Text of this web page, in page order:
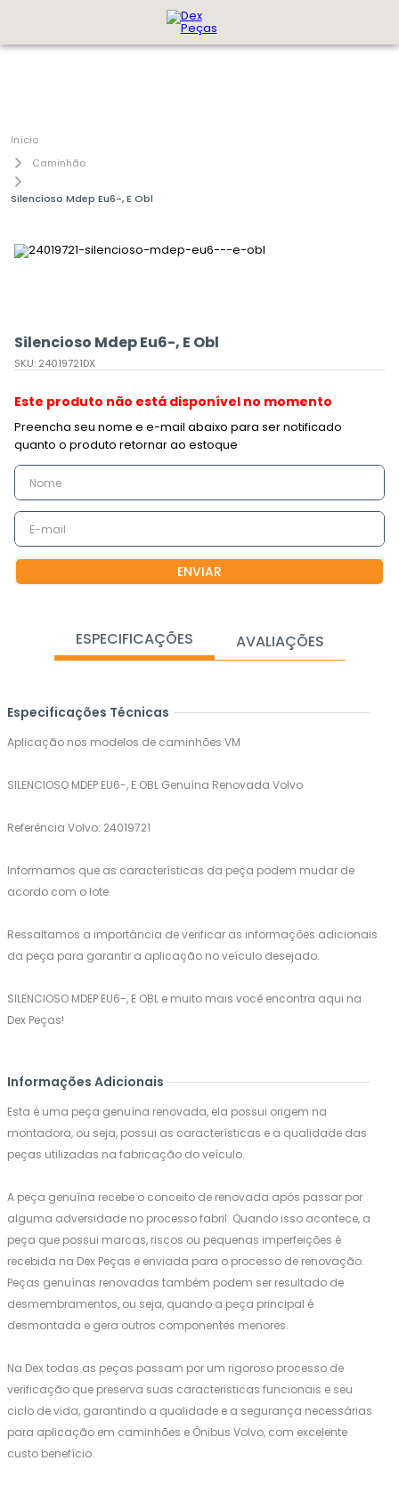
Caminhão
Silencioso Mdep Eu6-, E Obl
Silencioso Mdep Eu6-, E Obl
SKU: 24019721DX
Este produto não está disponível no momento
ENVIAR
ESPECIFICAÇÕES AVALIAÇÕES
Especificações Técnicas
Aplicação nos modelos de caminhões VM
SILENCIOSO MDEP EU6-, E OBL Genuína Renovada Volvo
Referência Volvo: 24019721
Informamos que as características da peça podem mudar de
acordo com o lote.
Ressaltamos a importância de verificar as informações adicionais
da peça para garantir a aplicação no veículo desejado.
SILENCIOSO MDEP EU6-, E OBL e muito mais você encontra aqui na
Dex Peças!
Informações Adicionais
Esta é uma peça genuína renovada, ela possui origem na
montadora, ou seja, possui as características e a qualidade das
peças utilizadas na fabricação do veículo.
A peça genuína recebe o conceito de renovada após passar por
alguma adversidade no processo fabril. Quando isso acontece, a
peça que possui marcas, riscos ou pequenas imperfeições é
recebida na Dex Peças e enviada para o processo de renovação.
Peças genuínas renovadas também podem ser resultado de
desmembramentos, ou seja, quando a peça principal é
desmontada e gera outros componentes menores.
Na Dex todas as peças passam por um rigoroso processo de
verificação que preserva suas caracteristicas funcionais e seu
ciclo de vida, garantindo a qualidade e a segurança necessárias
para aplicação em caminhões e Ônibus Volvo, com excelente
custo benefício.